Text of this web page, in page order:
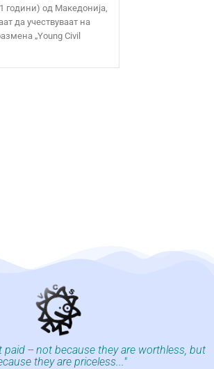
години) од Македонија,
да учествуваат на
„Young Civil
paid -- not because they are worthless, but
they are priceless..."